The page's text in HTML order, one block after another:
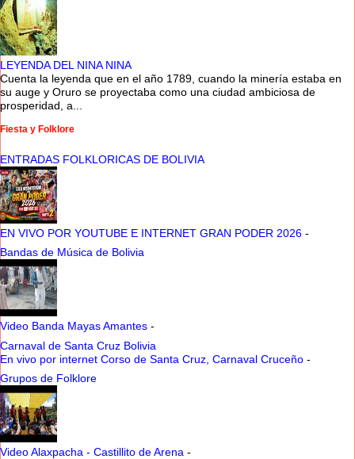
LEYENDA DEL NINA NINA
Cuenta la leyenda que en el año 1789, cuando la minería estaba en
su auge y Oruro se proyectaba como una ciudad ambiciosa de
prosperidad, a...
Fiesta y Folklore
ENTRADAS FOLKLORICAS DE BOLIVIA
EN VIVO POR YOUTUBE E INTERNET GRAN PODER 2026 -
Bandas de Música de Bolivia
Video Banda Mayas Amantes -
Carnaval de Santa Cruz Bolivia
En vivo por internet Corso de Santa Cruz, Carnaval Cruceño -
Grupos de Folklore
Video Alaxpacha - Castillito de Arena -